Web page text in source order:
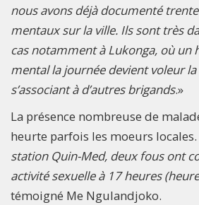
nous avons déjà documenté
mentaux sur la ville. Ils sont très
cas notamment à Lukonga, où un
mental la journée devient voleur
s’associant à d’autres brigands.»
La présence nombreuse de
heurte parfois les moeurs locales.
station Quin-Med, deux fous ont
activité sexuelle à 17 heures
témoigné Me Ngulandjoko.